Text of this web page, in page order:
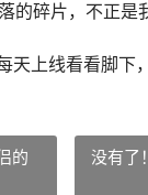
碎片，不正是
天上线看看脚下
的
没有了！